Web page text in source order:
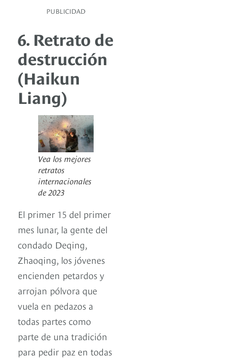
PUBLICIDAD
6. Retrato de
destrucción
(Haikun
Liang)
Vea los mejores
retratos
internacionales
de 2023
El primer 15 del primer
mes lunar, la gente del
condado Deqing,
Zhaoqing, los jóvenes
encienden petardos y
arrojan pólvora que
vuela en pedazos a
todas partes como
parte de una tradición
para pedir paz en todas